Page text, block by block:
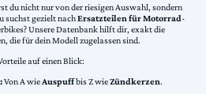
du nicht nur von der riesigen Auswahl, sondern
suchst gezielt nachErsatzteilen für Motorrad-
Unsere Datenbank hilft dir, exakt die
die für dein Modell zugelassen sind.
auf einen Blick:
Von A wieAuspuffbis Z wieZündkerzen.